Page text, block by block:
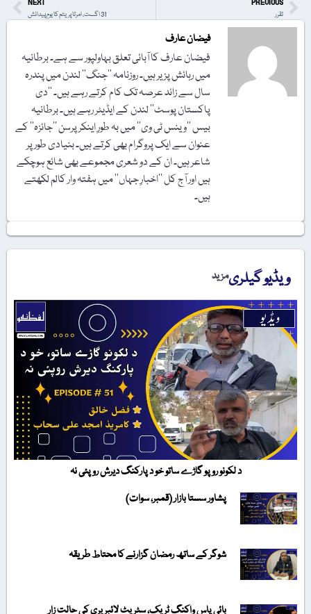
تقرر 31 اگست، امرتا پریتم کا یومِ پیدائش
فیضان عارف
فیضان عارف کا آبائی تعلق بہاولپور سے ہے۔ برطانیہ
میں رہائش پزیر ہیں۔ ‏روزنامہ ’’جنگ‘‘ لندن میں پندرہ
سال سے زائد عرصہ تک کام کرتے رہے ہیں۔ ‏‏’’دی
پاکستان پوسٹ‘‘ لندن کے ایڈیٹر رہے ہیں۔ برطانیہ
بیس ’’وینس ٹی وی‘‘ میں بہ ‏طورِ اینکر پرسن ’’جائزہ‘‘ کے
عنوان سے ایک پروگرام بھی کرتے ہیں۔ بنیادی طور پر
شاعر ہیں۔ ان کے دو شعری مجموعے بھی شائع ‏ہوچکے
ہیں اور آج کل ’’اخبارِ جہاں‘‘ میں ہفتہ وار کالم لکھتے
ہیں۔
ویڈیو گیلریمزید
د لکونو روپو گاڑے ساتو خو د پارکنگ دیرش روپئی نہ
پشاور سستا بازار (قمبر، سوات)
شوگر کے ساتھ رمضان گزارنے کا محتاط طریقہ
بائی پاس واکنگ ٹریک، سٹریٹ لائبریری کی حالت زار